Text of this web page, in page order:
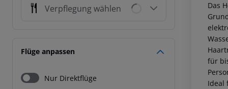
Verpflegung wählen
Flüge anpassen
Nur Direktflüge
Das
für
Ideal